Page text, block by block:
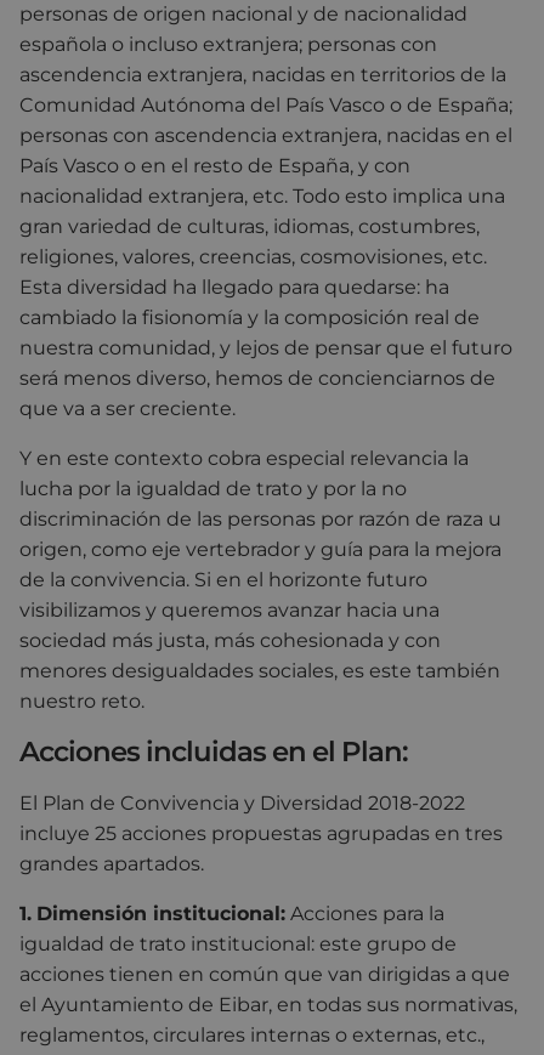
personas de origen nacional y de nacionalidad
española o incluso extranjera; personas con
ascendencia extranjera, nacidas en territorios de la
Comunidad Autónoma del País Vasco o de España;
personas con ascendencia extranjera, nacidas en el
País Vasco o en el resto de España, y con
nacionalidad extranjera, etc. Todo esto implica una
gran variedad de culturas, idiomas, costumbres,
religiones, valores, creencias, cosmovisiones, etc.
Esta diversidad ha llegado para quedarse: ha
cambiado la fisionomía y la composición real de
nuestra comunidad, y lejos de pensar que el futuro
será menos diverso, hemos de concienciarnos de
que va a ser creciente.
Y en este contexto cobra especial relevancia la
lucha por la igualdad de trato y por la no
discriminación de las personas por razón de raza u
origen, como eje vertebrador y guía para la mejora
de la convivencia. Si en el horizonte futuro
visibilizamos y queremos avanzar hacia una
sociedad más justa, más cohesionada y con
menores desigualdades sociales, es este también
nuestro reto.
Acciones incluidas en el Plan:
El Plan de Convivencia y Diversidad 2018-2022
incluye 25 acciones propuestas agrupadas en tres
grandes apartados.
1. Dimensión institucional: Acciones para la
igualdad de trato institucional: este grupo de
acciones tienen en común que van dirigidas a que
el Ayuntamiento de Eibar, en todas sus normativas,
reglamentos, circulares internas o externas, etc.,